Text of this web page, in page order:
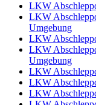
LKW
LKW
Umgebung
LKW
LKW
Umgebung
LKW
LKW
LKW